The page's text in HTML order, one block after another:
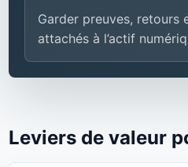
Garder preuves, retours
attachés à l’actif
Leviers de valeur